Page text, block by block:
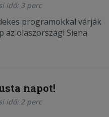
idő: 3 perc
programokkal várják
az olaszországi Siena
napot!
idő: 2 perc